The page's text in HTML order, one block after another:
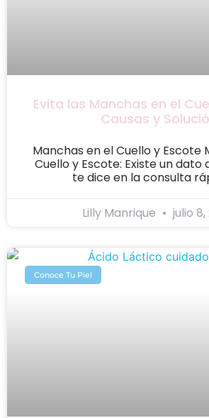
Evita las Manchas en el
Causas y
Manchas en el Cuello y Escote
Cuello y Escote: Existe un dato
te dice en la consulta
Lilly Manrique julio
Conoce Tu Piel